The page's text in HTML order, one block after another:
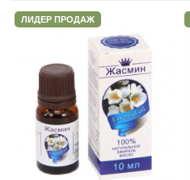
ЛИДЕР ПРОДАЖ